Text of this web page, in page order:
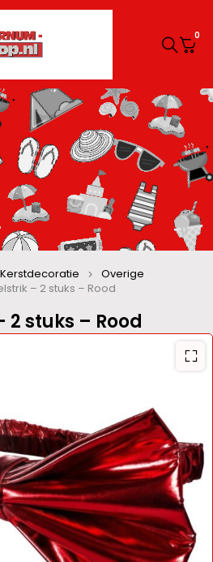
0
2 stuks – Rood
Kerstdecoratie
Overige
– 2 stuks – Rood